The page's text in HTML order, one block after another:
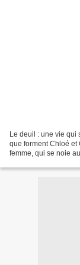
Le deuil : une vie qui
que forment Chloé et
femme, qui se noie